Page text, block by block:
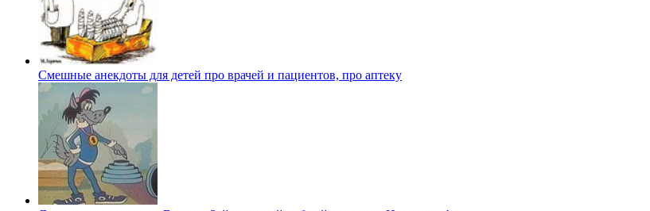
Смешные анекдоты для детей про врачей и пациентов, про аптеку